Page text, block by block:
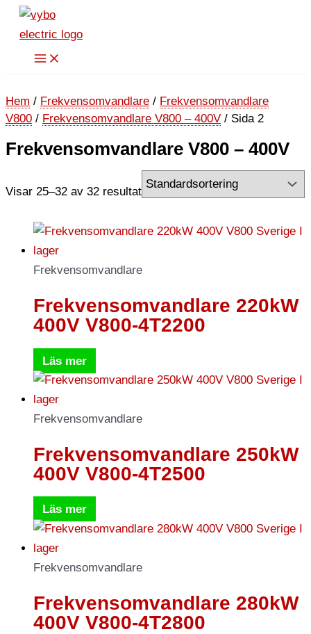
Hoppa
innehåll
Hem / Frekvensomvandlare / Frekvensomvandlare
V800 / Frekvensomvandlare V800 – 400V / Sida 2
Frekvensomvandlare V800 – 400V
Visar 25–32 av 32 resultat
Frekvensomvandlare
Frekvensomvandlare 220kW
400V V800-4T2200
Läs mer
Frekvensomvandlare
Frekvensomvandlare 250kW
400V V800-4T2500
Läs mer
Frekvensomvandlare
Frekvensomvandlare 280kW
400V V800-4T2800